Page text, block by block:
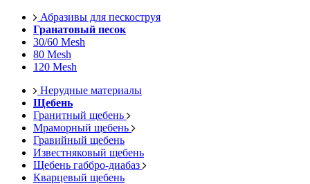
Абразивы для пескоструя
Гранатовый песок
30/60 Mesh
80 Mesh
120 Mesh
Нерудные материалы
Щебень
Гранитный щебень
Мраморный щебень
Гравийный щебень
Известняковый щебень
Щебень габбро-диабаз
Кварцевый щебень